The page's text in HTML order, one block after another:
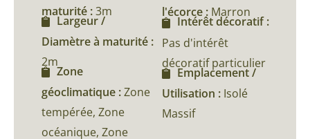
maturité :3m
Largeur /
Diamètre à maturité :
2m
Zone
géoclimatique :Zone
tempérée, Zone
océanique, Zone
l'écorce : Marron
Intérêt décoratif :
Pas d'intérêt
décoratif particulier
Emplacement /
Utilisation : Isolé
Massif